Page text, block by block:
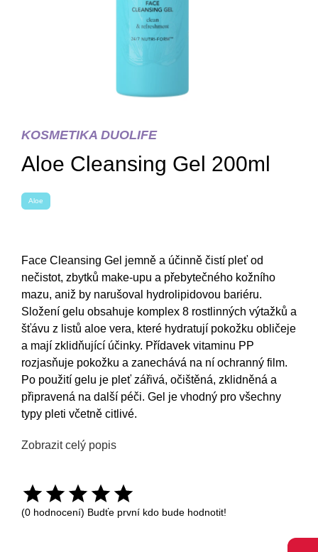
KOSMETIKA DUOLIFE
Aloe Cleansing Gel 200ml
Aloe
Face Cleansing Gel jemně a účinně čistí pleť od
nečistot, zbytků make-upu a přebytečného kožního
mazu, aniž by narušoval hydrolipidovou bariéru.
Složení gelu obsahuje komplex 8 rostlinných výtažků a
šťávu z listů aloe vera, které hydratují pokožku obličeje
a mají zklidňující účinky. Přídavek vitaminu PP
rozjasňuje pokožku a zanechává na ní ochranný film.
Po použití gelu je pleť zářivá, očištěná, zklidněná a
připravená na další péči. Gel je vhodný pro všechny
typy pleti včetně citlivé.
Zobrazit celý popis
(0 hodnocení) Budťe první kdo bude hodnotit!